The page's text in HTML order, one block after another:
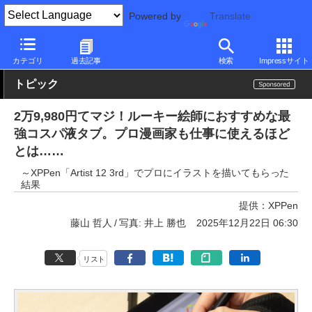
Powered by Translate
カテゴリ 過去記事 検索 Impressサイト
PC Watch 半導体/周辺機器 XPPen
トピック
2万9,980円てマジ！ルーキー絵師におすすめな最
強コスパ液タブ。プロ漫画家も仕事に使えるほど
とは……
～XPPen「Artist 12 3rd」でプロにイラストを描いてもらった
結果
提供：XPPen
藤山 哲人
写真: 井上 勝也 2025年12月22日 06:30
リスト